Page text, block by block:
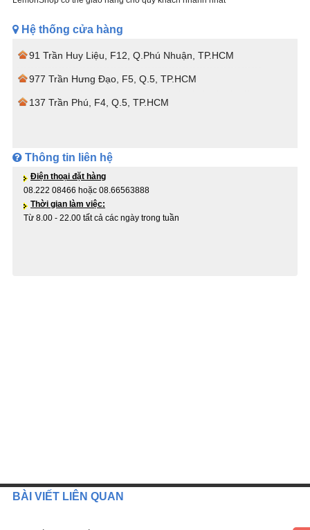
Hệ thống cửa hàng
91 Trần Huy Liệu, F12, Q.Phú Nhuận, TP.HCM
977 Trần Hưng Đạo, F5, Q.5, TP.HCM
137 Trần Phú, F4, Q.5, TP.HCM
Thông tin liên hệ
Điện thoại đặt hàng
08.222 08466 hoặc 08.66563888
Thời gian làm việc:
Từ 8.00 - 22.00 tất cả các ngày trong tuần
BÀI VIẾT LIÊN QUAN